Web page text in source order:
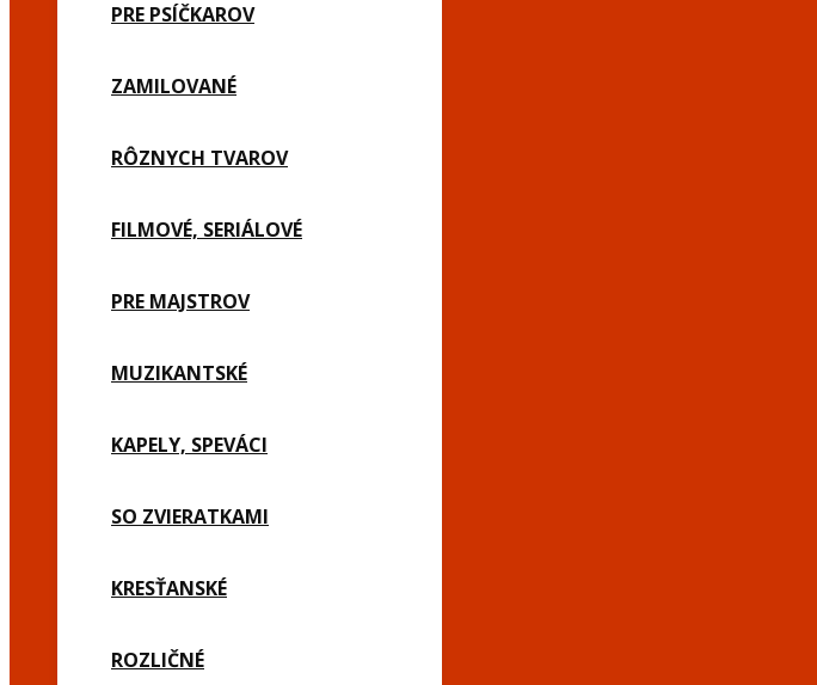
PRE PSÍČKAROV
ZAMILOVANÉ
RÔZNYCH TVAROV
FILMOVÉ, SERIÁLOVÉ
PRE MAJSTROV
MUZIKANTSKÉ
KAPELY, SPEVÁCI
SO ZVIERATKAMI
KRESŤANSKÉ
ROZLIČNÉ